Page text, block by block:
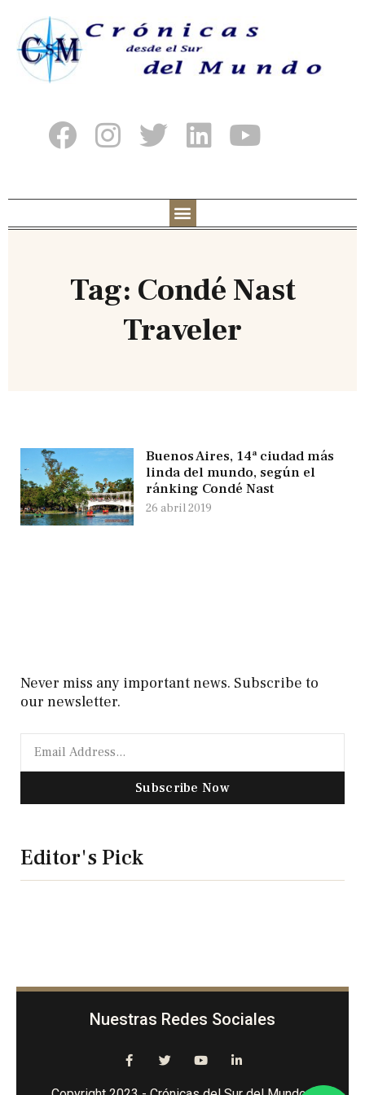
Tag: Condé Nast
Traveler
Buenos Aires, 14ª ciudad más
linda del mundo, según el
ránking Condé Nast
26 abril 2019
Never miss any important news. Subscribe to
our newsletter.
Subscribe Now
Editor's Pick
Nuestras Redes Sociales